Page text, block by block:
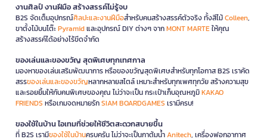
ใช้กระดาษผิวหยาบ การเลือกกระดาษให้ตรงกับประเภทสีจะทำให้ผลงานออก
มาสวยงามและยึดสีได้นาน
การจัดระเบียบอุปกรณ์
การจัดเก็บอุปกรณ์ศิลปะอย่างเป็นระเบียบจะช่วยให้หยิบใช้งานได้รวดเร็ว
และยืดอายุการใช้งานของอุปกรณ์ ใช้กล่องหรือตะแกรงแบ่งแยกเครื่องมือ
ตามประเภท เช่น พู่กันแยกตามขนาด สีแยกตามชนิด
ความแตกต่างระหว่างอุปกรณ์ศิลปะสำหรับงาน
ต่างๆ
งานศิลป์ งานฝีมือ สร้างสรรค์ไม่รู้จบ
B2S จัดเต็มอุปกรณ์ศิลปะและงานฝีมือสำหรับคนสร้างสรรค์ตัวจริง ทั้งสีไม้Colleen,
ขาตั้งไม้บนโต๊ะPyramidและอุปกรณ์ DIY ต่างๆ จากMONT MARTEให้คุณ
สร้างสรรค์ได้อย่างไร้ขีดจำกัด
ของเล่นและของขวัญ สุดพิเศษทุกเทศกาล
มองหาของเล่นเสริมพัฒนาการ หรือของขวัญสุดพิเศษสำหรับทุกโอกาส B2S เราคัด
สรรของเล่นและของขวัญหลากหลายสไตล์ เหมาะสำหรับทุกเพศทุกวัย สร้างความสุข
และรอยยิ้มให้กับคนพิเศษของคุณ ไม่ว่าจะเป็น กระเป๋าเก็บอุณหภูมิKAKAO
FRIENDS หรือเกมจดหมายรักSIAM BOARDGAMES เรามีครบ!
ของใช้ในบ้าน ไอเทมที่ช่วยให้ชีวิตสะดวกสบายขึ้น
ที่ B2S เรามีของใช้ในบ้านครบครัน ไม่ว่าจะเป็นกาต้มน้ำAnitech, เครื่องฟอกอากาศ